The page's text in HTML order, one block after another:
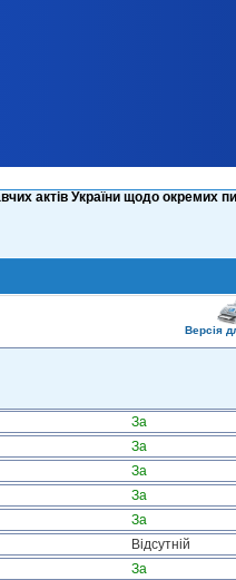
актів України щодо окремих
Версія
За
За
За
За
За
Відсутній
За